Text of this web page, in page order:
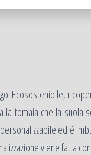
tomaia che la
ed é
viene fatta